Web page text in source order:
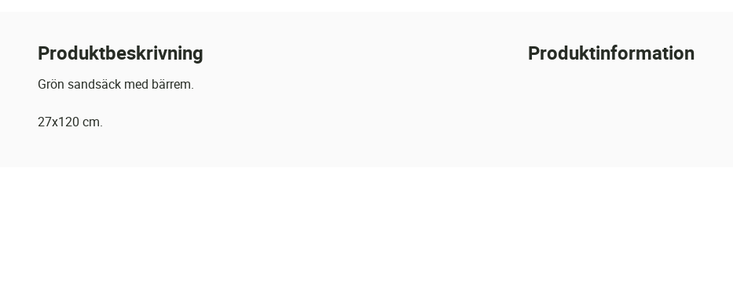
Produktbeskrivning
Grön sandsäck med bärrem.
Produktinformation